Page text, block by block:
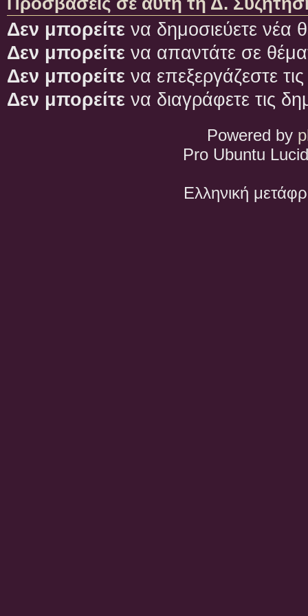
Δεν μπορείτε να δημοσιεύετε νέα
Δεν μπορείτε να απαντάτε σε
Δεν μπορείτε να επεξεργάζεστε
Δεν μπορείτε να διαγράφετε τις
Powered by
Pro Ubuntu
Ελληνική